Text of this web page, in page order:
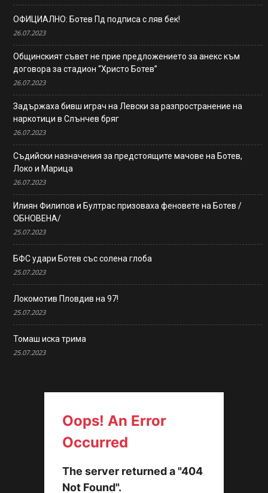
ОФИЦИАЛНО: Ботев Пд подписа с ляв бек!
26.07.2023
Общинският съвет не прие предложението за анекс към
договора за стадион “Христо Ботев”
26.07.2023
Задържаха бивш играч на Левски за разпространение на
наркотици в Слънчев бряг
26.07.2023
Съдийски назначения за предстоящите мачове на Ботев,
Локо и Марица
26.07.2023
Илиян Филипов и Бултрас призоваха феновете на Ботев /
ОБНОВЕНА/
25.07.2023
БФС удари Ботев със солена глоба
25.07.2023
Локомотив Пловдив на 97!
25.07.2023
Томаш иска трима
25.07.2023